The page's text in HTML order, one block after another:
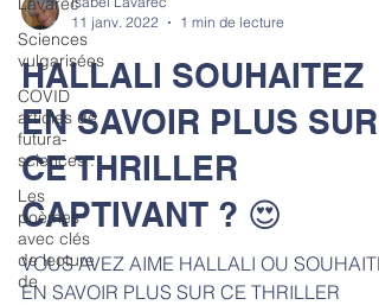
Sciences
vulgarisées
COVID
articles de
futura-
sciences .
Les
poèmes
avec clés
de lecture
de
11 janv. 2022
1 min de lecture
HALLALI SOUHAITEZ
EN SAVOIR PLUS SUR
CE THRILLER
CAPTIVANT ? 😍
VOUS AVEZ AIME HALLALI OU
EN SAVOIR PLUS SUR CE THRILLER